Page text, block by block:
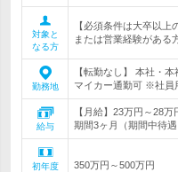
対象と
なる方
【必須条件は大卒以
または営業経験がある
勤務地
【転勤なし】 本社・
マイカー通勤可 ※社員
給与
【月給】23万円～28
期間3ヶ月（期間中待遇
初年度
350万円～500万円